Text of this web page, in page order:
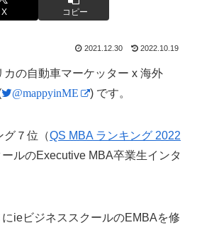
X コピー
2021.12.30 2022.10.19
カの自動車マーケッター x 海外
@mappyinME ) です。
グ７位（QS MBA ランキング 2022
ルのExecutive MBA卒業生インタ
ieビジネススクールのEMBAを修